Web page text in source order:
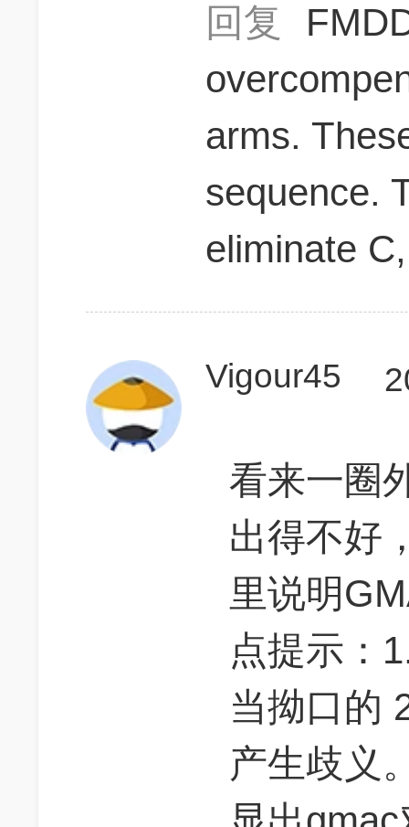
回复
arms.
sequence.
eliminate
Vigour45
看来一圈
出得不好
里说明
点提示：
当拗口的
产生歧义